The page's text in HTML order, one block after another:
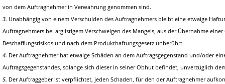
von dem Auftragnehmer in Verwahrung genommen sind.
3. Unabhängig von einem Verschulden des Auftragnehmers bleibt eine etwaige
Auftragnehmers bei arglistigem Verschweigen des Mangels, aus der Übernahme
Beschaffungsrisikos und nach dem Produkthaftungsgesetz unberührt.
4. Der Auftragnehmer hat etwaige Schäden an dem Auftragsgegenstand und/oder
Auftragsgegenstandes, solange sich dieser in seiner Obhut befindet, unverzüglich
5. Der Auftraggeber ist verpflichtet, jeden Schaden, für den der Auftragnehmer